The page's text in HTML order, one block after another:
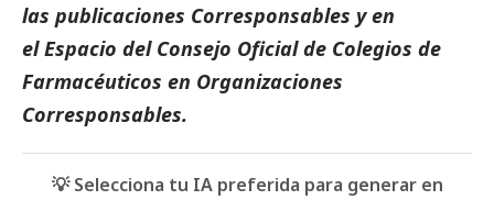
las publicaciones Corresponsables y en
elEspacio del Consejo Oficial de Colegios de
Farmacéuticos en Organizaciones
Corresponsables.
💡 Selecciona tu IA preferida para generar en